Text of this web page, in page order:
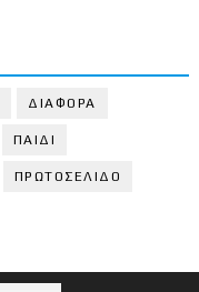
ΔΙΑΦΟΡΑ
ΠΑΙΔΙ
ΠΡΩΤΟΣΕΛΙΔΟ